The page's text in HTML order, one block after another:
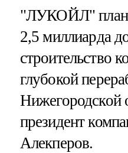
"ЛУКОЙЛ"
2,5 миллиарда
строительство
глубокой
Нижегородской
президент
Алекперов.